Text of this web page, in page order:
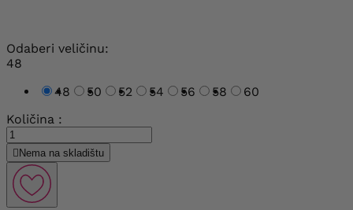
Odaberi veličinu:
48
48
50 52 54 56 58
60
Količina :
 Nema na skladištu